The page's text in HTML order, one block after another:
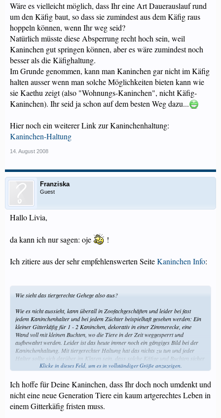
Wäre es vielleicht möglich, dass Ihr eine Art Dauerauslauf rund
um den Käfig baut, so dass sie zumindest aus dem Käfig raus
hoppeln können, wenn Ihr weg seid?
Natürlich müsste diese Absperrung recht hoch sein, weil
Kaninchen gut springen können, aber es wäre zumindest noch
besser als die Käfighaltung.
Im Grunde genommen, kann man Kaninchen gar nicht im Käfig
halten ausser wenn man solche Möglichkeiten bieten kann wie
sie Kaethu zeigt (also "Wohnungs-Kaninchen", nicht Käfig-
Kaninchen). Ihr seid ja schon auf dem besten Weg dazu...
Hier noch ein weiterer Link zur Kaninchenhaltung:
Kaninchen-Haltung
14. August 2008
Franziska
Guest
Hallo Livia,
da kann ich nur sagen: oje !
Ich zitiere aus der sehr empfehlenswerten SeiteKaninchen Info:
Wie sieht das tiergerechte Gehege also aus?
Wie es nicht aussieht, kann überall in Zoofachgeschäften und leider bei fast
jedem Kaninchenhalter und bei jedem Züchter beispielhaft gesehen werden: Ein
kleiner Gitterkäfig für 1 - 2 Kaninchen, dekorativ in einer Zimmerecke, eine
Wand voll mit kleinen Buchten, wo die Tiere in der Zeit weggesperrt und
aufbewahrt werden. Leider ist das heute immer noch ein gängiges Bild bei der
Kaninchenhaltung. Mit tiergerechter Haltung hat das nichts zu tun und jeder
Halter sollte sich darüber im Klaren sein, dass solche Käfige und Buchten sicher
für den Halter praktisch, für aktive und gesunde Kaninchen hingegen eine
Kaninchen ihr natürliches Verhaltensrepertoire ausleben können. Jedes
Kaninchen benötigt seine eigene "Schlafhöhle", also muss ein Käfig genug Platz
bieten, dass die Kaninchen sich gut aus dem Weg gehen, und sich jedes einen
eigenen Schlafplatz einrichten können. Zudem sind Kaninchen sehr aktive Tiere
welche viel laufen und hoppeln. Das Gehege muss auch genug Platz bieten, dass
Klicke in dieses Feld, um es in vollständiger Größe anzuzeigen.
Ich hoffe für Deine Kaninchen, dass Ihr doch noch umdenkt und
nicht eine neue Generation Tiere ein kaum artgerechtes Leben in
einem Gitterkäfig fristen muss.